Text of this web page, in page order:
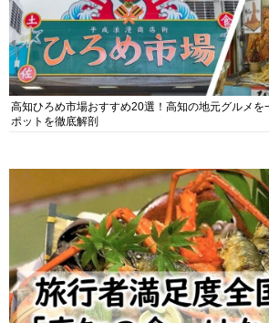
高知ひろめ市場おすすめ20選！高知の地元グルメを
ポットを徹底解剖